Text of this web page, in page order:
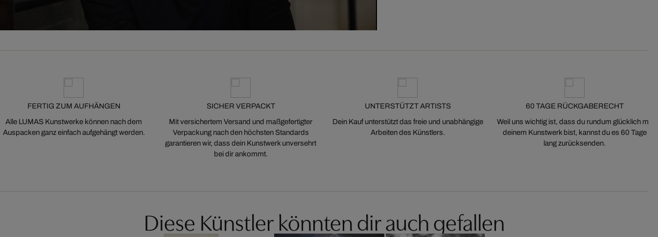
FERTIG ZUM AUFHÄNGEN
Alle LUMAS Kunstwerke können nach dem
Auspacken ganz einfach aufgehängt werden.
SICHER VERPACKT
Mit versichertem Versand und maßgefertigter
Verpackung nach den höchsten Standards
garantieren wir, dass dein Kunstwerk unversehrt
bei dir ankommt.
UNTERSTÜTZT ARTISTS
Dein Kauf unterstützt das freie und unabhängige
Arbeiten des Künstlers.
60 TAGE RÜCKGABERECHT
Weil uns wichtig ist, dass du rundum glücklich mit
deinem Kunstwerk bist, kannst du es 60 Tage
lang zurücksenden.
Diese Künstler könnten dir auch gefallen